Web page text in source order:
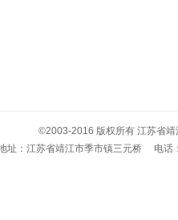
©2003-2016 版权所有 江苏省靖
址：江苏省靖江市季市镇三元桥 电话